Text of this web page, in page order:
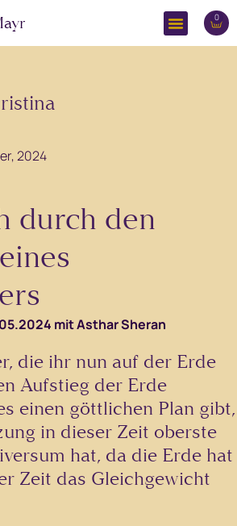
0
2024
durch den
mit Asthar Sheran
die ihr nun auf der Erde
Aufstieg der Erde
einen göttlichen Plan gibt,
in dieser Zeit oberste
hat, da die Erde hat
Zeit das Gleichgewicht